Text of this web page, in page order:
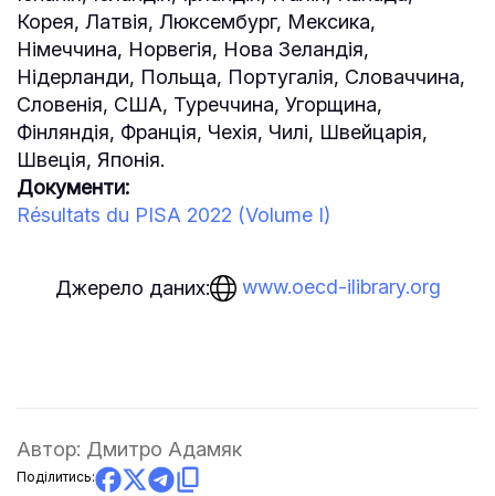
Корея, Латвія, Люксембург, Мексика,
Німеччина, Норвегія, Нова Зеландія,
Нідерланди, Польща, Португалія, Словаччина,
Словенія, США, Туреччина, Угорщина,
Фінляндія, Франція, Чехія, Чилі, Швейцарія,
Швеція, Японія.
Документи:
Résultats du PISA 2022 (Volume I)
Джерело даних: www.oecd-ilibrary.org
Автор: Дмитро Адамяк
Поділитись: